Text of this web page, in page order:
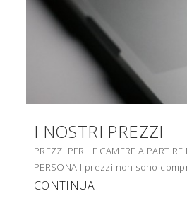
I NOSTRI PREZZI
PREZZI PER LE CAMERE A
PERSONA I prezzi non sono
CONTINUA